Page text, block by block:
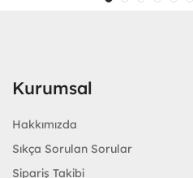
Kurumsal
Hakkımızda
Sıkça Sorulan Sorular
Sipariş Takibi